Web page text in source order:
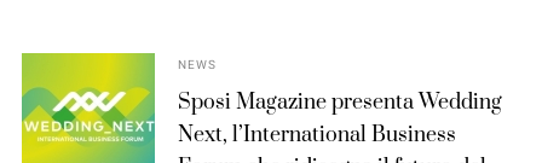
NEWS
Sposi Magazine presenta Wedding
Next, l’International Business